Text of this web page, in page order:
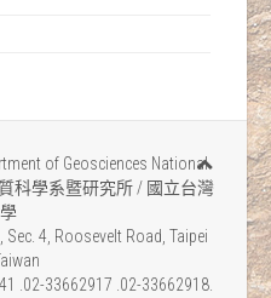
of Geosciences National
科學系暨研究所 / 國立台灣
4, Roosevelt Road, Taipei
.02-33662917 .02-33662918.